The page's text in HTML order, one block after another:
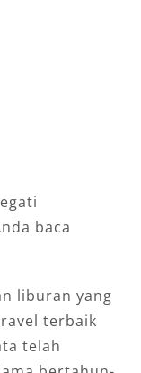
baca
liburan yang
terbaik
telah